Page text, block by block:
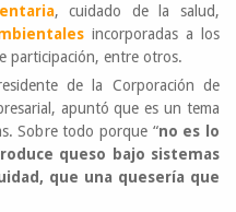
, cuidado de la salud,
incorporadas a los
participación, entre otros.
de la Corporación de
apuntó que es un tema
Sobre todo porque “no es lo
queso bajo sistemas
que una quesería que